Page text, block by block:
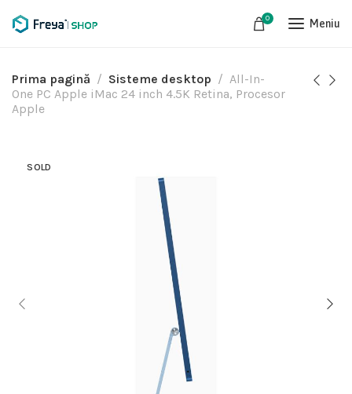
0 Meniu
Prima pagină Sisteme desktop
All-In-
One PC Apple iMac 24 inch 4.5K Retina, Procesor
Apple
SOLD